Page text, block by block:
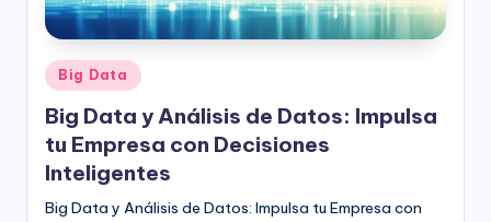
Publicado
en
Big Data
Big Data y Análisis de Datos: Impulsa
tu Empresa con Decisiones
Inteligentes
Big Data y Análisis de Datos: Impulsa tu Empresa con